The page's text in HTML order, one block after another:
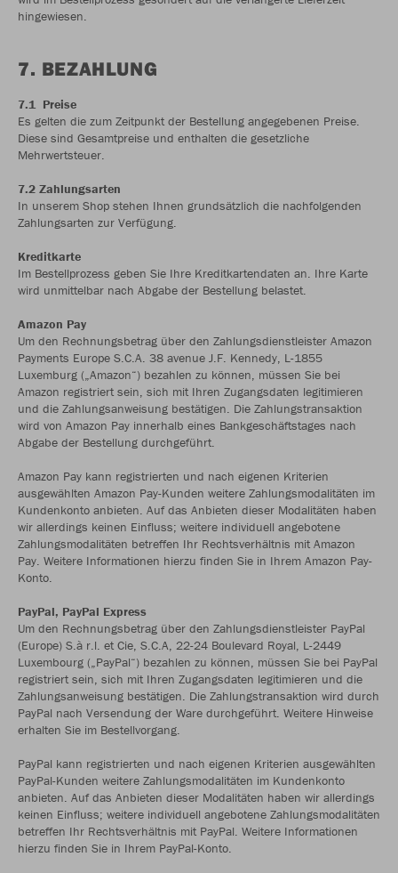
hingewiesen.
7. BEZAHLUNG
7.1 Preise
Es gelten die zum Zeitpunkt der Bestellung angegebenen Preise.
Diese sind Gesamtpreise und enthalten die gesetzliche
Mehrwertsteuer.
7.2 Zahlungsarten
In unserem Shop stehen Ihnen grundsätzlich die nachfolgenden
Zahlungsarten zur Verfügung.
Kreditkarte
Im Bestellprozess geben Sie Ihre Kreditkartendaten an. Ihre Karte
wird unmittelbar nach Abgabe der Bestellung belastet.
Amazon Pay
Um den Rechnungsbetrag über den Zahlungsdienstleister Amazon
Payments Europe S.C.A. 38 avenue J.F. Kennedy, L-1855
Luxemburg („Amazon“) bezahlen zu können, müssen Sie bei
Amazon registriert sein, sich mit Ihren Zugangsdaten legitimieren
und die Zahlungsanweisung bestätigen. Die Zahlungstransaktion
wird von Amazon Pay innerhalb eines Bankgeschäftstages nach
Abgabe der Bestellung durchgeführt.
Amazon Pay kann registrierten und nach eigenen Kriterien
ausgewählten Amazon Pay-Kunden weitere Zahlungsmodalitäten im
Kundenkonto anbieten. Auf das Anbieten dieser Modalitäten haben
wir allerdings keinen Einfluss; weitere individuell angebotene
Zahlungsmodalitäten betreffen Ihr Rechtsverhältnis mit Amazon
Pay. Weitere Informationen hierzu finden Sie in Ihrem Amazon Pay-
Konto.
PayPal, PayPal Express
Um den Rechnungsbetrag über den Zahlungsdienstleister PayPal
(Europe) S.à r.l. et Cie, S.C.A, 22-24 Boulevard Royal, L-2449
Luxembourg („PayPal“) bezahlen zu können, müssen Sie bei PayPal
registriert sein, sich mit Ihren Zugangsdaten legitimieren und die
Zahlungsanweisung bestätigen. Die Zahlungstransaktion wird durch
PayPal nach Versendung der Ware durchgeführt. Weitere Hinweise
erhalten Sie im Bestellvorgang.
PayPal kann registrierten und nach eigenen Kriterien ausgewählten
PayPal-Kunden weitere Zahlungsmodalitäten im Kundenkonto
anbieten. Auf das Anbieten dieser Modalitäten haben wir allerdings
keinen Einfluss; weitere individuell angebotene Zahlungsmodalitäten
betreffen Ihr Rechtsverhältnis mit PayPal. Weitere Informationen
hierzu finden Sie in Ihrem PayPal-Konto.